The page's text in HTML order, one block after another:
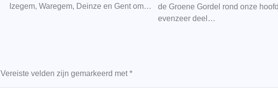
Izegem, Waregem, Deinze en Gent om…
de Groene Gordel rond onze
evenzeer deel…
Vereiste velden zijn gemarkeerd met*